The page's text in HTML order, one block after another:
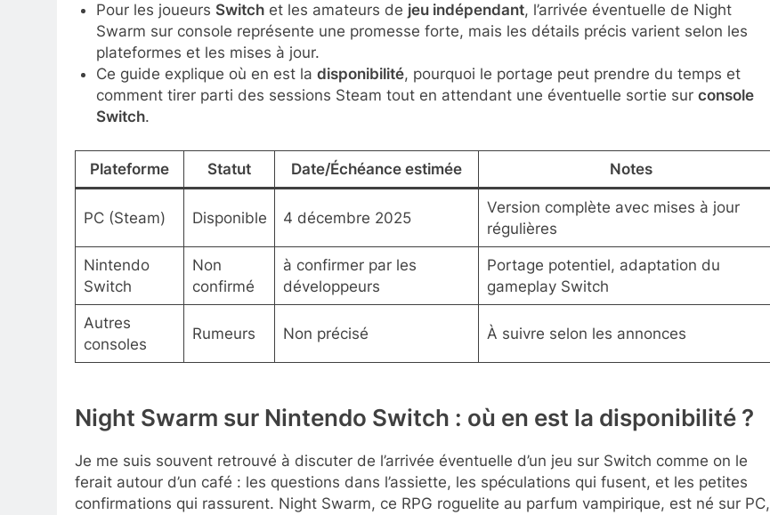
Pour les joueurs Switchet les amateurs de jeu indépendant, l’arrivée éventuelle de Night
Swarm sur console représente une promesse forte, mais les détails précis varient selon les
plateformes et les mises à jour.
Ce guide explique où en est la disponibilité, pourquoi le portage peut prendre du temps et
comment tirer parti des sessions Steam tout en attendant une éventuelle sortie sur console
Switch.
Plateforme Statut Date/Échéance estimée Notes
PC (Steam) Disponible 4 décembre 2025
Version complète avec mises à jour
régulières
Nintendo
Switch
Non
confirmé
à confirmer par les
développeurs
Portage potentiel, adaptation du
gameplay Switch
Autres
consoles
Rumeurs Non précisé À suivre selon les annonces
Night Swarm sur Nintendo Switch : où en est la disponibilité ?
Je me suis souvent retrouvé à discuter de l’arrivée éventuelle d’un jeu sur Switch comme on le
ferait autour d’un café : les questions dans l’assiette, les spéculations qui fusent, et les petites
confirmations qui rassurent. Night Swarm, ce RPG roguelite au parfum vampirique, est né sur PC,